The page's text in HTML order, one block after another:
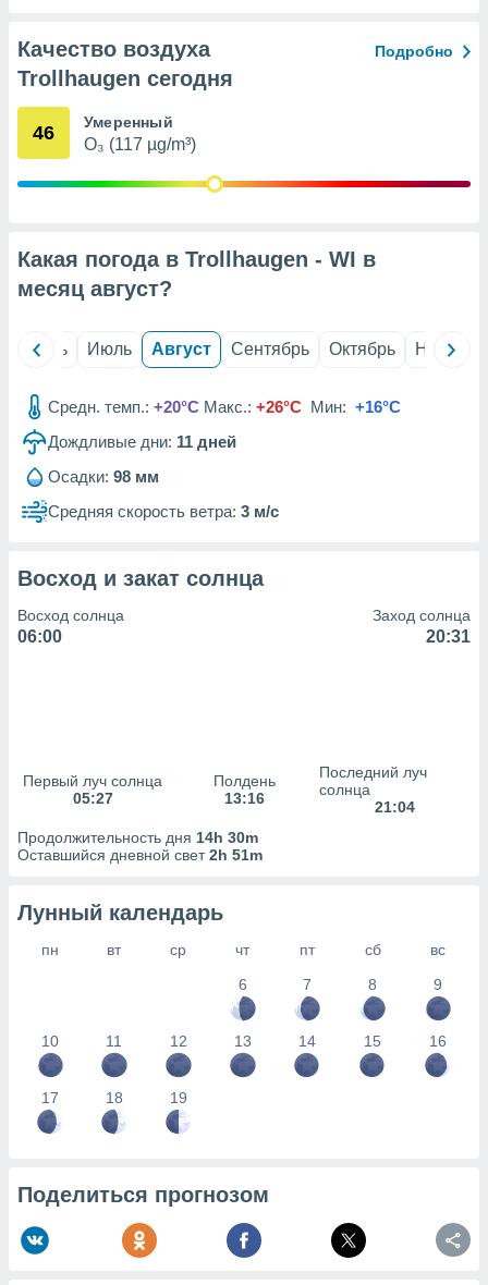
из
рекламы
сведения
1199
Качество воздуха
Trollhaugen сегодня
Подробно
46 Умеренный
O₃ (117 µg/m³)
Какая погода в Trollhaugen - WI в
месяц август?
Июнь Июль Август Сентябрь Октябрь Ноябрь
Средн. темп.: +20°C Макс.: +26°C Мин: +16°C
Дождливые дни: 11 дней
Осадки: 98 мм
Средняя скорость ветра: 3 м/с
Восход и закат солнца
Восход солнца
06:00
Заход солнца
20:31
Первый луч солнца
05:27
Полдень
13:16
Последний луч
солнца
21:04
Продолжительность дня 14h 30m
Оставшийся дневной свет2h 51m
Лунный календарь
пн вт ср чт пт сб
вс
6
7 8 9
10 11 12 13 14 15 16
17 18 19
Поделиться прогнозом